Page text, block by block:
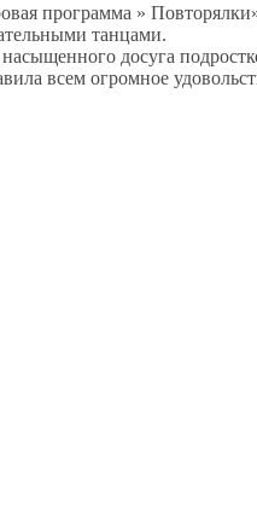
программа »
танцами.
досуга
всем огромное